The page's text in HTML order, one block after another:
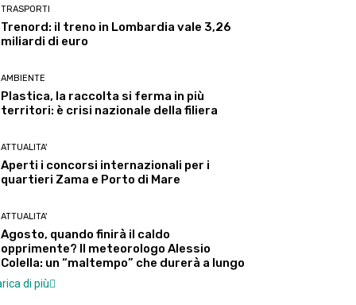
TRASPORTI
Trenord: il treno in Lombardia vale 3,26
miliardi di euro
AMBIENTE
Plastica, la raccolta si ferma in più
territori: è crisi nazionale della filiera
ATTUALITA'
Aperti i concorsi internazionali per i
quartieri Zama e Porto di Mare
ATTUALITA'
Agosto, quando finirà il caldo
opprimente? Il meteorologo Alessio
Colella: un “maltempo” che durerà a lungo
di più